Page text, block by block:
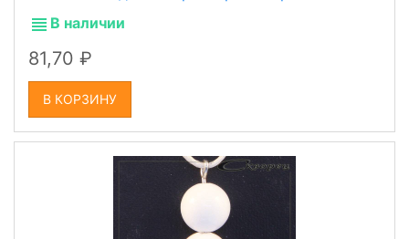
В наличии
81,70
В КОРЗИНУ